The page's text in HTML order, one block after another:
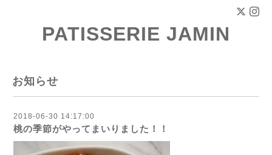
PATISSERIE JAMIN
お知らせ
2018-06-30 14:17:00
桃の季節がやってまいりました！！